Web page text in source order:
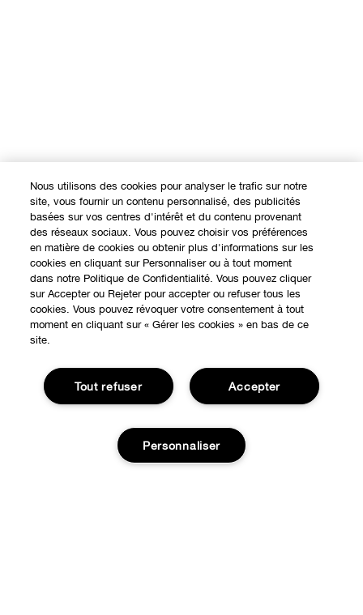
EXPÉRIENCE EN LIGNE
Programme de Fidélité
Consultation en ligne
À PROPOS
Suivre ma commande
Nous utilisons des cookies pour analyser le trafic sur notre
site, vous fournir un contenu personnalisé, des publicités
basées sur vos centres d'intérêt et du contenu provenant
des réseaux sociaux. Vous pouvez choisir vos préférences
en matière de cookies ou obtenir plus d'informations sur les
cookies en cliquant sur Personnaliser ou à tout moment
dans notre Politique de Confidentialité. Vous pouvez cliquer
sur Accepter ou Rejeter pour accepter ou refuser tous les
cookies. Vous pouvez révoquer votre consentement à tout
moment en cliquant sur « Gérer les cookies » en bas de ce
site.
Accepter
Tout refuser
Personnaliser